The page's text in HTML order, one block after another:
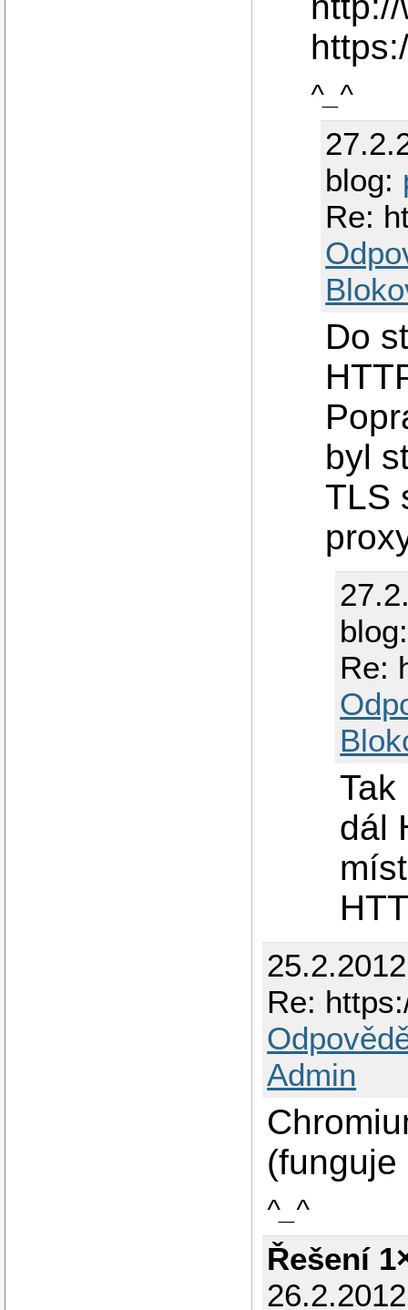
^_^
blog:
Re:
Do
byl
TLS
Re:
dál
Re:
Admin
^_^
Řešení